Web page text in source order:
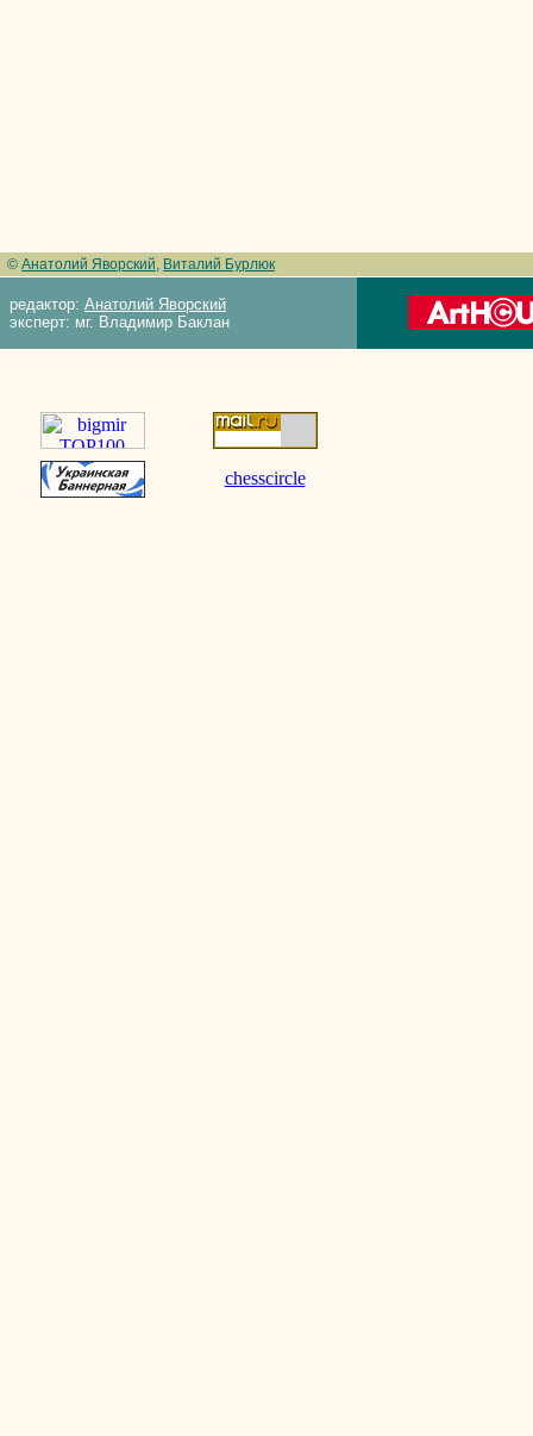
© Анатолий Яворский, Виталий Бурлюк
редактор: Анатолий Яворский
эксперт: мг. Владимир Баклан
chesscircle